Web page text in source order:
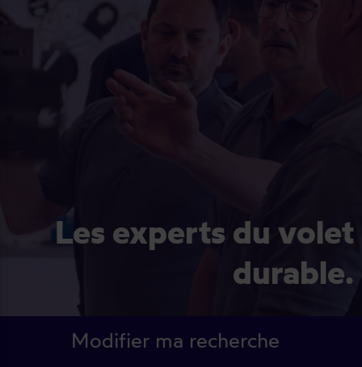
Les experts du volet
durable.
Modifier ma recherche